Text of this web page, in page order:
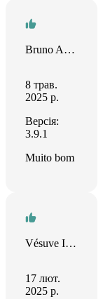
Bruno Aurélio Gonçalves
8 трав.
2025 р.
Версія:
3.9.1
Muito bom
Vésuve Intérieur
17 лют.
2025 р.